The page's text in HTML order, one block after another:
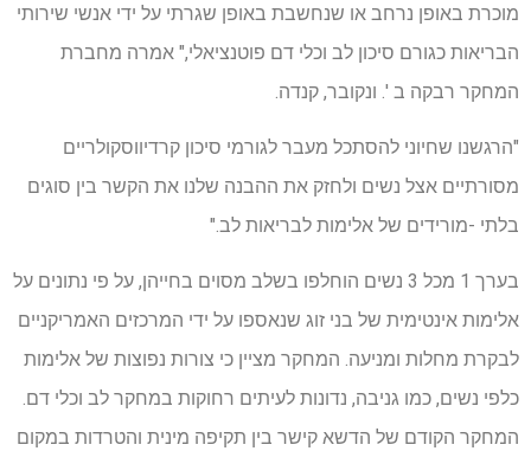
מוכרת באופן נרחב או שנחשבת באופן שגרתי על ידי אנשי שירותי
הבריאות כגורם סיכון לב וכלי דם פוטנציאלי," אמרה מחברת
המחקר רבקה ב '. ונקובר, קנדה.
"הרגשנו שחיוני להסתכל מעבר לגורמי סיכון קרדיווסקולריים
מסורתיים אצל נשים ולחזק את ההבנה שלנו את הקשר בין סוגים
בלתי -מורידים של אלימות לבריאות לב."
בערך 1 מכל 3 נשים הוחלפו בשלב מסוים בחייהן, על פי נתונים על
אלימות אינטימית של בני זוג שנאספו על ידי המרכזים האמריקניים
לבקרת מחלות ומניעה. המחקר מציין כי צורות נפוצות של אלימות
כלפי נשים, כמו גניבה, נדונות לעיתים רחוקות במחקר לב וכלי דם.
המחקר הקודם של הדשא קישר בין תקיפה מינית והטרדות במקום